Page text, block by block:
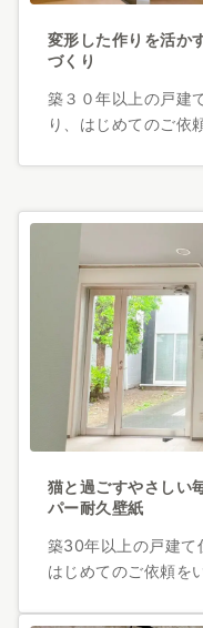
変形した作りを活か
づくり
築３０年以上の戸建
り、はじめてのご依
猫と過ごすやさしい
パー耐久壁紙
築30年以上の戸建て
はじめてのご依頼を